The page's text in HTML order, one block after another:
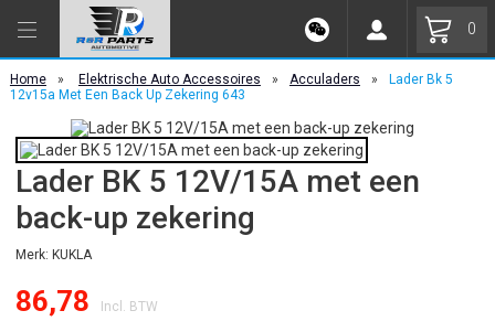
0
Home » Elektrische Auto Accessoires » Acculaders »
Lader Bk 5
12v15a Met Een Back Up Zekering 643
Lader BK 5 12V/15A met een
back-up zekering
Merk: KUKLA
86,78 Incl. BTW